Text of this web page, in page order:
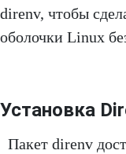
direnv, чтобы
оболочки Linux
Установка
Пакет direnv